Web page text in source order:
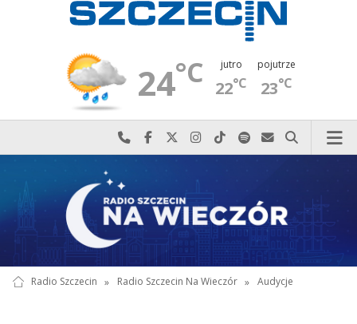
24°C jutro
22°C
pojutrze
23°C
Najlepiej po prostu do nas zadzwoń
Odwiedź nas na Facebook-u
Odwiedź nas na X
Odwiedź nas na Instagram-ie
Odwiedź nas na TikTok-u
Szukaj nas na Spotify
Wyślij do nas
Szukaj
Radio Szczecin » Radio Szczecin Na Wieczór » Audycje